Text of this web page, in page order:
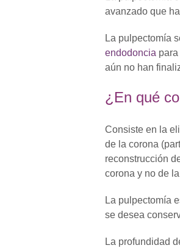
avanzado que
La pulpectomía
endodoncia
aún no han
¿En qué
Consiste en la
de la corona
reconstrucción
corona y no de
La pulpectomía
se desea
La profundidad